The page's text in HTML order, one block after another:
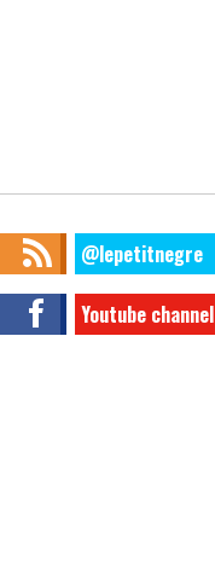
@lepetitnegre
Youtube channel